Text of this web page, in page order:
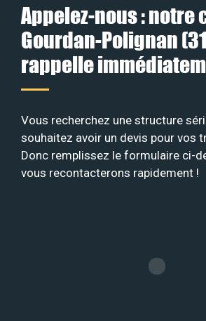
Appelez-nous : notre
Gourdan-Polignan
rappelle
Vous recherchez une structure
souhaitez avoir un devis pour vos
Donc remplissez le formulaire ci-
vous recontacterons rapidement !